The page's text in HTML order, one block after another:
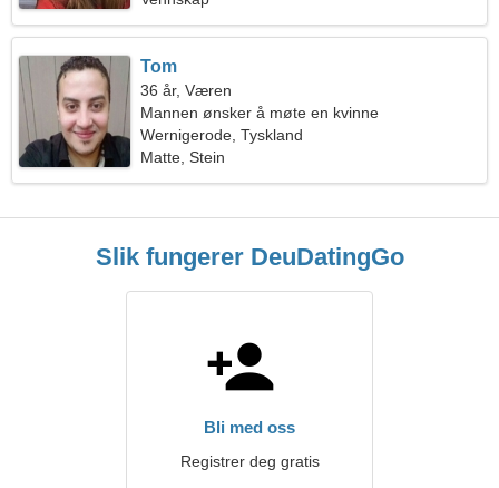
Tom
36 år, Væren
Mannen ønsker å møte en kvinne
Wernigerode, Tyskland
Matte, Stein
Slik fungerer DeuDatingGo
Bli med oss
Registrer deg gratis